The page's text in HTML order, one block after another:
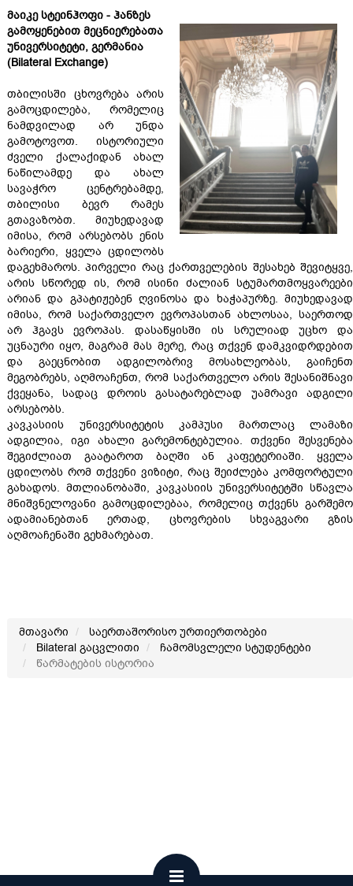
მაიკე სტეინჰოფი - ჰანზეს
გამოყენებით მეცნიერებათა
უნივერსიტეტი, გერმანია
(Bilateral Exchange)
თბილისში ცხოვრება არის
გამოცდილება, რომელიც
ნამდვილად არ უნდა
გამოტოვოთ. ისტორიული
ძველი ქალაქიდან ახალ
ნაწილამდე და ახალ
სავაჭრო ცენტრებამდე,
თბილისი ბევრ რამეს
გთავაზობთ. მიუხედავად
იმისა, რომ არსებობს ენის
ბარიერი, ყველა ცდილობს
დაგეხმაროს. პირველი რაც ქართველების შესახებ შევიტყვე,
არის სწორედ ის, რომ ისინი ძალიან სტუმართმოყვარეები
არიან და გპატიჟებენ ღვინოსა და ხაჭაპურზე. მიუხედავად
იმისა, რომ საქართველო ევროპასთან ახლოსაა, საერთოდ
არ ჰგავს ევროპას. დასაწყისში ის სრულიად უცხო და
უცნაური იყო, მაგრამ მას მერე, რაც თქვენ დამკვიდრდებით
და გაეცნობით ადგილობრივ მოსახლეობას, გაიჩენთ
მეგობრებს, აღმოაჩენთ, რომ საქართველო არის შესანიშნავი
ქვეყანა, სადაც დროის გასატარებლად უამრავი ადგილი
არსებობს.
კავკასიის უნივერსიტეტის კამპუსი მართლაც ლამაზი
ადგილია, იგი ახალი გარემონტებულია. თქვენი შესვენება
შეგიძლიათ გაატაროთ ბაღში ან კაფეტერიაში. ყველა
ცდილობს რომ თქვენი ვიზიტი, რაც შეიძლება კომფორტული
გახადოს. მთლიანობაში, კავკასიის უნივერსიტეტში სწავლა
მნიშვნელოვანი გამოცდილებაა, რომელიც თქვენს გარშემო
ადამიანებთან ერთად, ცხოვრების სხვაგვარი გზის
აღმოაჩენაში გეხმარებათ.
მთავარი
საერთაშორისო ურთიერთობები
Bilateral გაცვლითი
ჩამომსვლელი სტუდენტები
წარმატების ისტორია